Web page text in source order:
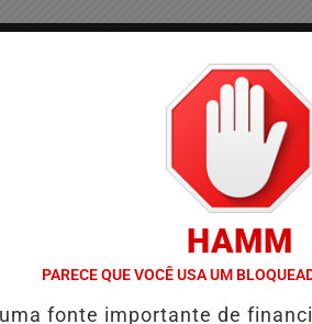
/
DO BRASIL E CAI PARA A 6ª POSIÇÃO
HAMM
PARECE QUE VOCÊ USA UM
fonte importante de